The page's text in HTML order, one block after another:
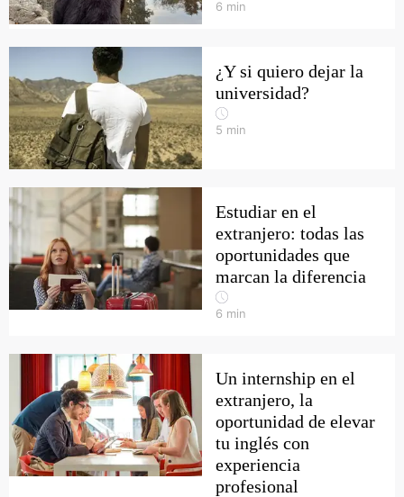
6 min
¿Y si quiero dejar la
universidad?
5 min
Estudiar en el
extranjero: todas las
oportunidades que
marcan la diferencia
6 min
Un internship en el
extranjero, la
oportunidad de elevar
tu inglés con
experiencia
profesional